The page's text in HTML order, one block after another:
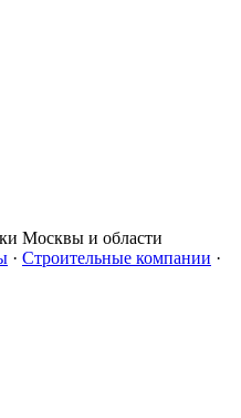
Москвы и области
· Строительные компании ·